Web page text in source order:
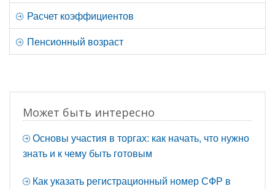
Расчет коэффициентов
Пенсионный возраст
Может быть интересно
Основы участия в торгах: как начать, что нужно
знать и к чему быть готовым
Как указать регистрационный номер СФР в